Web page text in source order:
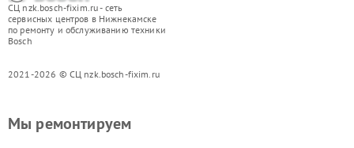
СЦ nzk.bosch-fixim.ru - сеть
сервисных центров в Нижнекамске
по ремонту и обслуживанию техники
Bosch
2021-2026 © СЦ nzk.bosch-fixim.ru
Мы ремонтируем